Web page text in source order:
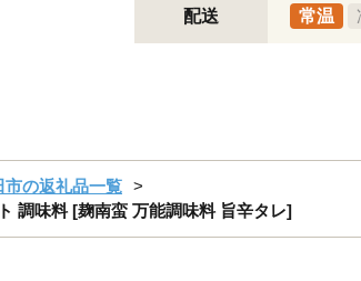
配送 常温
市の返礼品一覧
調味料 [麹南蛮 万能調味料 旨辛タレ]